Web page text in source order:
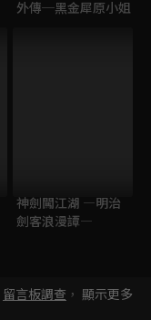
外傳─黑金犀原小姐
神劍闖江湖 ―明治
劍客浪漫譚―
留言板調查 ， 顯示更多